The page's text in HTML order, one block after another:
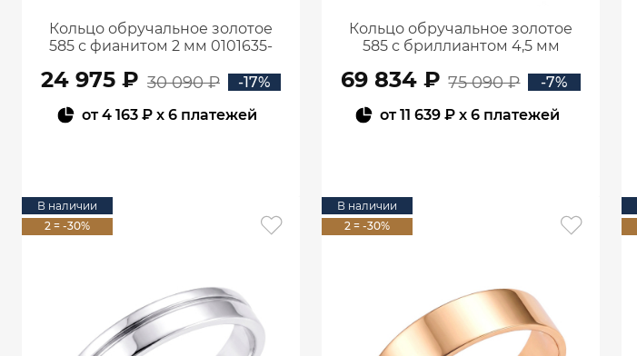
Кольцо обручальное золотое
585 с фианитом 2 мм 0101635-
24 975 ₽ 30 090 ₽
-17%
от4 163 ₽ x 6 платежей
Кольцо обручальное золотое
585 с бриллиантом 4,5 мм
69 834 ₽ 75 090 ₽
-7%
от11 639 ₽x 6 платежей
В наличии
2 = -30%
В наличии
2 = -30%